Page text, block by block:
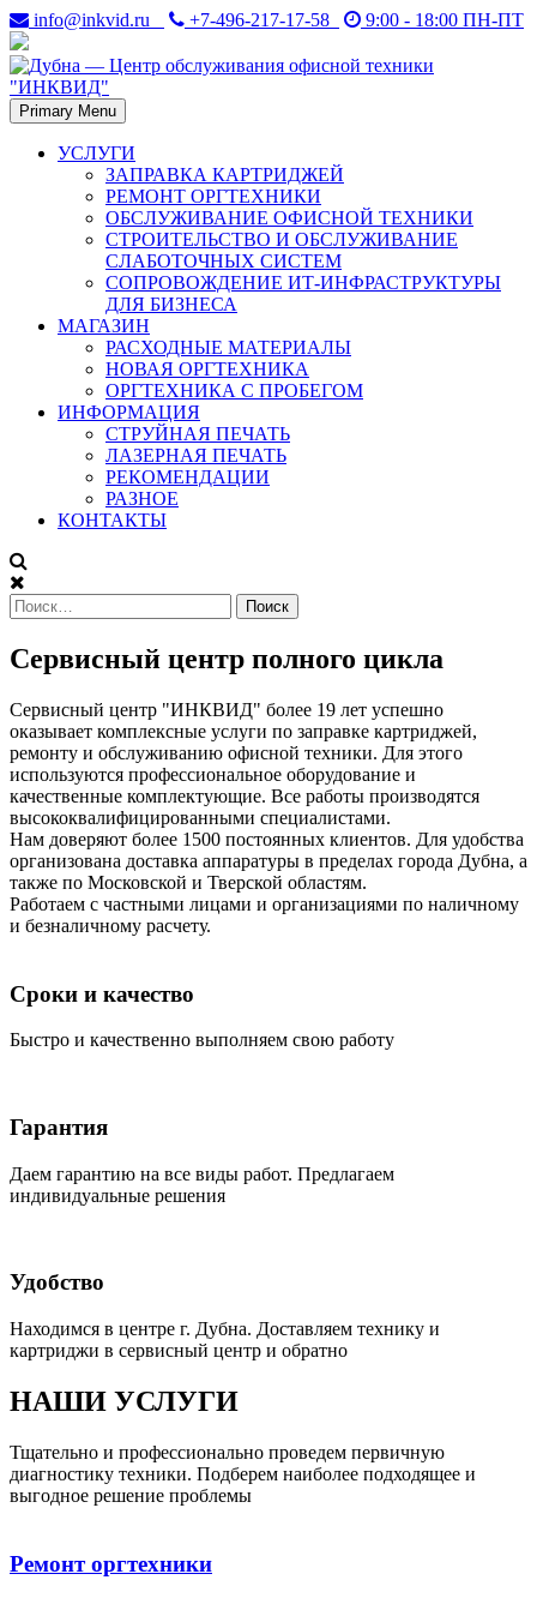
Skip
to
content
info@inkvid.ru +7-496-217-17-58 9:00 - 18:00 ПН-ПТ
Дубна — Центр
обслуживания офисной
техники "ИНКВИД"
Дубна. Восстановление и заправка лазерных картриджей в
Дубне. Ремонт оргтехники — принтеров, копиров (ксероксов),
факсов, плоттеров.
Primary Menu
УСЛУГИ
ЗАПРАВКА КАРТРИДЖЕЙ
РЕМОНТ ОРГТЕХНИКИ
ОБСЛУЖИВАНИЕ ОФИСНОЙ ТЕХНИКИ
СТРОИТЕЛЬСТВО И ОБСЛУЖИВАНИЕ
СЛАБОТОЧНЫХ СИСТЕМ
СОПРОВОЖДЕНИЕ ИТ-ИНФРАСТРУКТУРЫ
ДЛЯ БИЗНЕСА
МАГАЗИН
РАСХОДНЫЕ МАТЕРИАЛЫ
НОВАЯ ОРГТЕХНИКА
ОРГТЕХНИКА С ПРОБЕГОМ
ИНФОРМАЦИЯ
СТРУЙНАЯ ПЕЧАТЬ
ЛАЗЕРНАЯ ПЕЧАТЬ
РЕКОМЕНДАЦИИ
РАЗНОЕ
КОНТАКТЫ
Найти:
Сервисный центр полного цикла
Сервисный центр "ИНКВИД" более 19 лет успешно
оказывает комплексные услуги по заправке картриджей,
ремонту и обслуживанию офисной техники. Для этого
используются профессиональное оборудование и
качественные комплектующие. Все работы производятся
высококвалифицированными специалистами.
Нам доверяют более 1500 постоянных клиентов. Для удобства
организована доставка аппаратуры в пределах города Дубна, а
также по Московской и Тверской областям.
Работаем с частными лицами и организациями по наличному
и безналичному расчету.
Сроки и качество
Быстро и качественно выполняем свою работу
Гарантия
Даем гарантию на все виды работ. Предлагаем
индивидуальные решения
Удобство
Находимся в центре г. Дубна. Доставляем технику и
картриджи в сервисный центр и обратно
НАШИ УСЛУГИ
Тщательно и профессионально проведем первичную
диагностику техники. Подберем наиболее подходящее и
выгодное решение проблемы
Ремонт оргтехники